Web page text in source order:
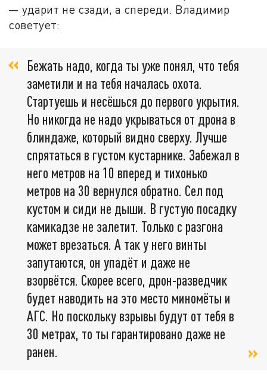
— ударит не сзади, а спереди. Владимир
советует:
Бежать надо, когда ты уже понял, что тебя
заметили и на тебя началась охота.
Стартуешь и несёшься до первого укрытия.
Но никогда не надо укрываться от дрона в
блиндаже, который видно сверху. Лучше
спрятаться в густом кустарнике. Забежал в
него метров на 10 вперед и тихонько
метров на 30 вернулся обратно. Сел под
кустом и сиди не дыши. В густую посадку
камикадзе не залетит. Только с разгона
может врезаться. А так у него винты
запутаются, он упадёт и даже не
взорвётся. Скорее всего, дрон-разведчик
будет наводить на это место миномёты и
АГС. Но поскольку взрывы будут от тебя в
30 метрах, то ты гарантировано даже не
ранен.